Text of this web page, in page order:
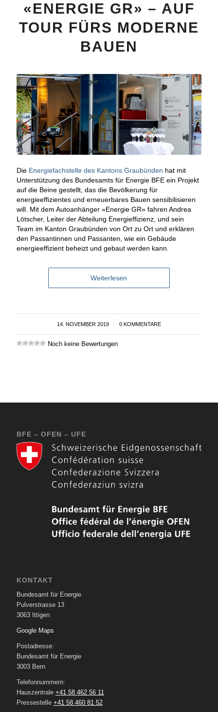
«ENERGIE GR» – AUF
TOUR FÜRS MODERNE
BAUEN
Die Energiefachstelle des Kantons Graubünden hat mit
Unterstützung des Bundesamts für Energie BFE ein Projekt
auf die Beine gestellt, das die Bevölkerung für
energieeffizientes und erneuerbares Bauen sensibilisieren
will. Mit dem Autoanhänger «Energie GR» fahren Andrea
Lötscher, Leiter der Abteilung Energieffizienz, und sein
Team im Kanton Graubünden von Ort zu Ort und erklären
den Passantinnen und Passanten, wie ein Gebäude
energieeffizient beheizt und gebaut werden kann.
Weiterlesen
14. NOVEMBER 2019
/ 0 KOMMENTARE
Noch keine Bewertungen
BFE – OFEN – UFE
KONTAKT
Bundesamt für Energie
Pulverstrasse 13
3063 Ittigen
Google Maps
Postadresse:
Bundesamt für Energie
3003 Bern
Telefonnummern:
Hauszentrale +41 58 462 56 11
Pressestelle +41 58 460 81 52